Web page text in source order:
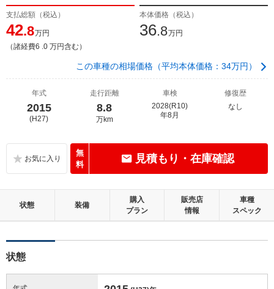
支払総額（税込）
42.8万円
（諸経費6 .0 万円含む）
本体価格（税込）
36.8万円
この車種の相場価格（平均本体価格：34万円）
年式
2015
(H27)
走行距離
8.8
万km
車検
2028(R10)
年8月
修復歴
なし
無
料
見積もり・在庫確認
状態 装備
購入
プラン
販売店
情報
車種
スペック
状態